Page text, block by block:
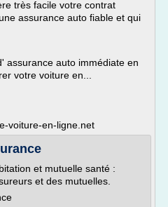
très facile votre contrat
assurance auto fiable et qui
assurance auto immédiate en
votre voiture en...
voiture-en-ligne.net
et mutuelle santé :
et des mutuelles.